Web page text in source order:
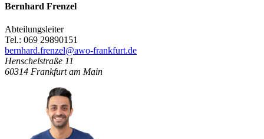
Bernhard Frenzel
Abteilungsleiter
Tel.: 069 29890151
bernhard.frenzel@awo-frankfurt.de
Henschelstraße 11
60314 Frankfurt am Main